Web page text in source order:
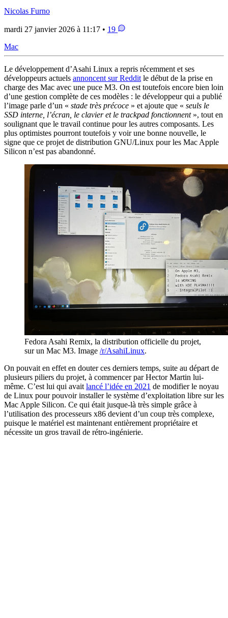
Nicolas Furno
mardi 27 janvier 2026 à 11:17 • 19
Mac
Le développement d’Asahi Linux a repris récemment et ses
développeurs actuels annoncent sur Reddit le début de la prise en
charge des Mac avec une puce M3. On est toutefois encore bien loin
d’une gestion complète de ces modèles : le développeur qui a publié
l’image parle d’un « stade très précoce » et ajoute que « seuls le
SSD interne, l’écran, le clavier et le trackpad fonctionnent», tout en
soulignant que le travail continue pour les autres composants. Les
plus optimistes pourront toutefois y voir une bonne nouvelle, le
signe que ce projet de distribution GNU/Linux pour les Mac Apple
Silicon n’est pas abandonné.
Fedora Asahi Remix, la distribution officielle du projet,
sur un Mac M3. Image /r/AsahiLinux.
On pouvait en effet en douter ces derniers temps, suite au départ de
plusieurs piliers du projet, à commencer par Hector Martin lui-
même. C’est lui qui avait lancé l’idée en 2021 de modifier le noyau
de Linux pour pouvoir installer le système d’exploitation libre sur les
Mac Apple Silicon. Ce qui était jusque-là très simple grâce à
l’utilisation des processeurs x86 devient d’un coup très complexe,
puisque le matériel est maintenant entièrement propriétaire et
nécessite un gros travail de rétro-ingénierie.